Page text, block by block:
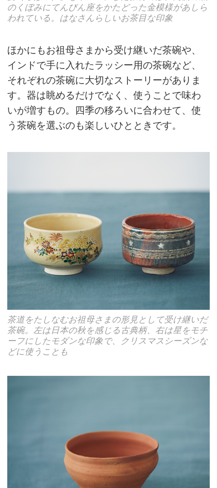
のくぼみにてんびん座をかたどった金模様があしら
われている。はなさんらしいお茶目な印象
ほかにもお祖母さまから受け継いだ茶碗や、
インドで手に入れたラッシー用の茶碗など、
それぞれの茶碗に大切なストーリーがありま
す。器は眺めるだけでなく、使うことで味わ
いが増すもの。四季の移ろいに合わせて、使
う茶碗を選ぶのも楽しいひとときです。
茶道をたしなむお祖母さまの形見として受け継いだ
茶碗。左は日本の秋を感じる古典柄、右は星をモチ
ーフにしたモダンな印象で、クリスマスシーズンな
どに使うことも